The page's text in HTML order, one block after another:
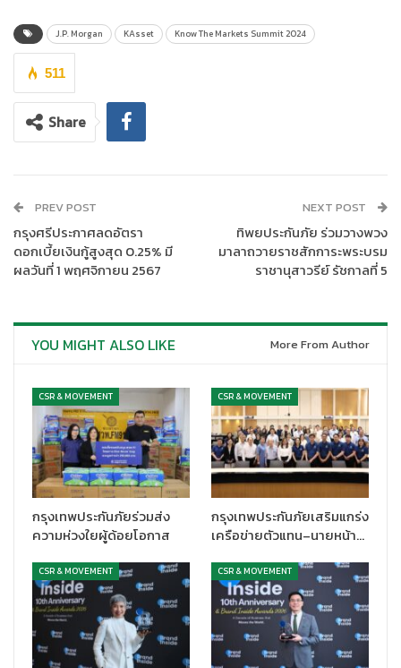
J.P. Morgan KAsset Know The Markets Summit 2024
511
Share
PREV POST
กรุงศรีประกาศลดอัตรา
ดอกเบี้ยเงินกู้สูงสุด 0.25% มี
ผลวันที่ 1 พฤศจิกายน 2567
NEXT POST
ทิพยประกันภัย ร่วมวางพวง
มาลาถวายราชสักการะพระบรม
ราชานุสาวรีย์ รัชกาลที่ 5
YOU MIGHT ALSO LIKE More From Author
CSR & MOVEMENT
กรุงเทพประกันภัยร่วมส่ง
ความห่วงใยผู้ด้อยโอกาส
CSR & MOVEMENT
กรุงเทพประกันภัยเสริมแกร่ง
เครือข่ายตัวแทน–นายหน้า…
CSR & MOVEMENT CSR & MOVEMENT